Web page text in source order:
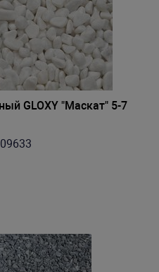
GLOXY "Маскат" 5-7